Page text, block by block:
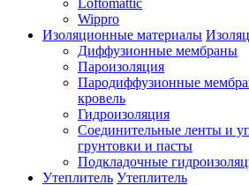
Loftomattic
Wippro
Изоляционные материалы
Диффузионные мембраны
Пароизоляция
Пародиффузионные
кровель
Гидроизоляция
Соединительные ленты и
грунтовки и пасты
Подкладочные
Утеплитель Утеплитель